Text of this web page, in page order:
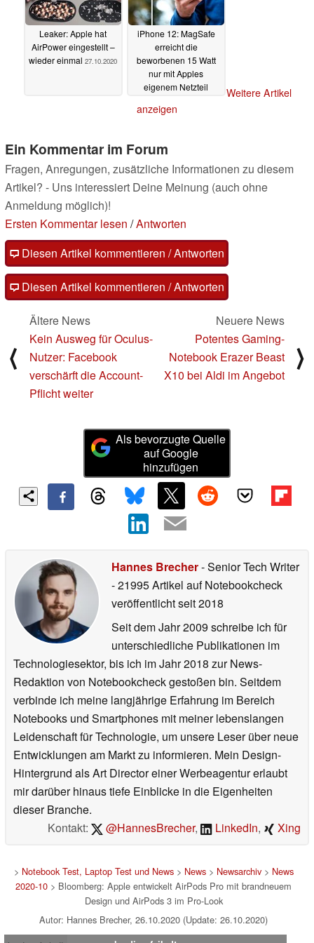
Leaker: Apple hat
AirPower eingestellt –
wieder einmal 27.10.2020
iPhone 12: MagSafe
erreicht die
beworbenen 15 Watt
nur mit Apples
eigenem Netzteil
Weitere Artikel
anzeigen
Ein Kommentar im Forum
Fragen, Anregungen, zusätzliche Informationen zu diesem
Artikel? - Uns interessiert Deine Meinung (auch ohne
Anmeldung möglich)!
Ersten Kommentar lesen /Antworten
Diesen Artikel kommentieren / Antworten
Diesen Artikel kommentieren / Antworten
⟨
Ältere News
Kein Ausweg für Oculus-
Nutzer: Facebook
verschärft die Account-
Pflicht weiter
Neuere News
Potentes Gaming-
Notebook Erazer Beast
X10 bei Aldi im Angebot
⟩
Als bevorzugte Quelle
auf Google
hinzufügen
Hannes Brecher- Senior Tech Writer
- 21995 Artikel auf Notebookcheck
veröffentlichtseit 2018
Seit dem Jahr 2009 schreibe ich für
unterschiedliche Publikationen im
Technologiesektor, bis ich im Jahr 2018 zur News-
Redaktion von Notebookcheck gestoßen bin. Seitdem
verbinde ich meine langjährige Erfahrung im Bereich
Notebooks und Smartphones mit meiner lebenslangen
Leidenschaft für Technologie, um unsere Leser über neue
Entwicklungen am Markt zu informieren. Mein Design-
Hintergrund als Art Director einer Werbeagentur erlaubt
mir darüber hinaus tiefe Einblicke in die Eigenheiten
dieser Branche.
Kontakt:
@HannesBrecher, LinkedIn, Xing
> Notebook Test, Laptop Test und News> News> Newsarchiv> News
2020-10 > Bloomberg: Apple entwickelt AirPods Pro mit brandneuem
Design und AirPods 3 im Pro-Look
Autor: Hannes Brecher, 26.10.2020 (Update: 26.10.2020)